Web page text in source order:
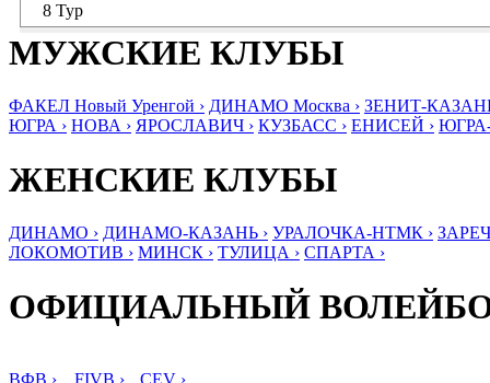
8 Тур
МУЖСКИЕ КЛУБЫ
ФАКЕЛ Новый Уренгой › ДИНАМО Москва › ЗЕНИТ-
ЮГРА › НОВА › ЯРОСЛАВИЧ › КУЗБАСС › ЕНИСЕЙ ›
ЖЕНСКИЕ КЛУБЫ
ДИНАМО › ДИНАМО-КАЗАНЬ › УРАЛОЧКА-НТМК ›
ЛОКОМОТИВ › МИНСК › ТУЛИЦА › СПАРТА ›
ОФИЦИАЛЬНЫЙ